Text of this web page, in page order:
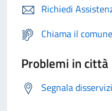
Richiedi
Chiama il
Problemi in città
Segnala